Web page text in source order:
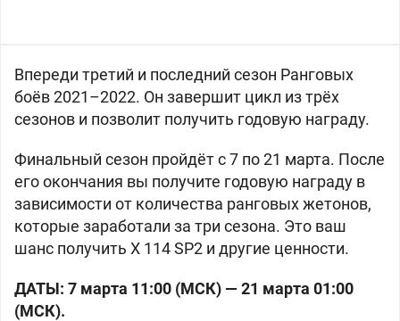
Впереди третий и последний сезон Ранговых
боёв 2021–2022. Он завершит цикл из трёх
сезонов и позволит получить годовую награду.
Финальный сезон пройдёт с 7 по 21 марта. После
его окончания вы получите годовую награду в
зависимости от количества ранговых жетонов,
которые заработали за три сезона. Это ваш
шанс получить X 114 SP2 и другие ценности.
ДАТЫ: 7 марта 11:00 (МСК) — 21 марта 01:00
(МСК).